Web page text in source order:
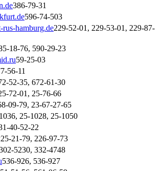
386-79-31
596-74-503
hamburg.de229-52-01, 229-53-01, 229-87-
18-76, 590-29-23
59-25-03
56-11
52-35, 672-61-30
72-01, 25-76-66
09-79, 23-67-27-65
25-1028, 25-1050
40-52-22
21-79, 226-97-73
5230, 332-4748
536-926, 536-927